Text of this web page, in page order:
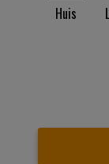
Huis